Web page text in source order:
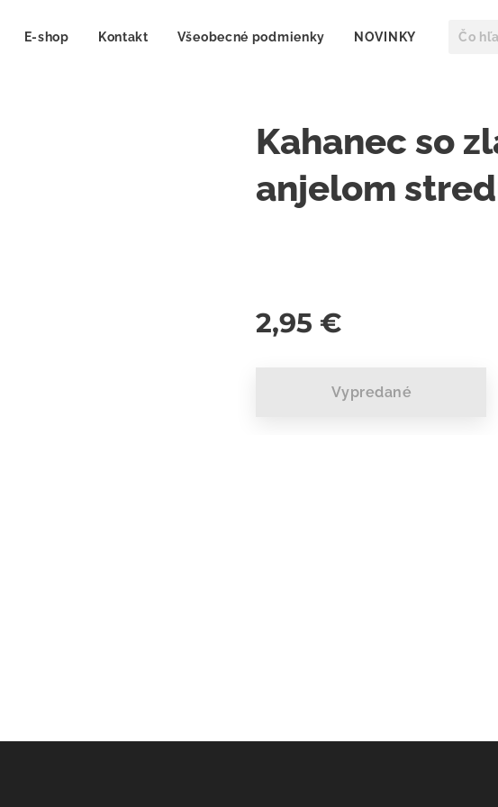
E-shop Kontakt Všeobecné podmienky NOVINKY
Kahanec so
anjelom
2,95 €
Vypredané